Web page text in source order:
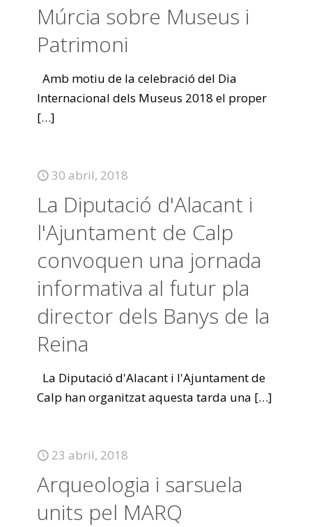
Múrcia sobre Museus i
Patrimoni
Amb motiu de la celebració del Dia
Internacional dels Museus 2018 el proper
[…]
30 abril, 2018
La Diputació d'Alacant i
l'Ajuntament de Calp
convoquen una jornada
informativa al futur pla
director dels Banys de la
Reina
La Diputació d'Alacant i l'Ajuntament de
Calp han organitzat aquesta tarda una […]
23 abril, 2018
Arqueologia i sarsuela
units pel MARQ